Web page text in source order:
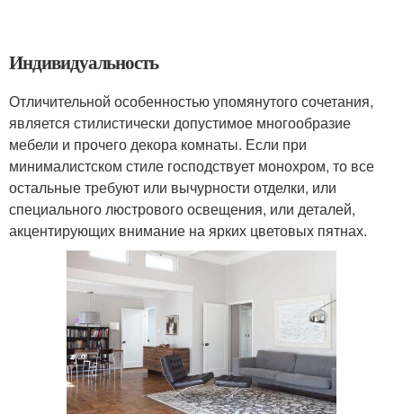
Индивидуальность
Отличительной особенностью упомянутого сочетания,
является стилистически допустимое многообразие
мебели и прочего декора комнаты. Если при
минималистском стиле господствует монохром, то все
остальные требуют или вычурности отделки, или
специального люстрового освещения, или деталей,
акцентирующих внимание на ярких цветовых пятнах.